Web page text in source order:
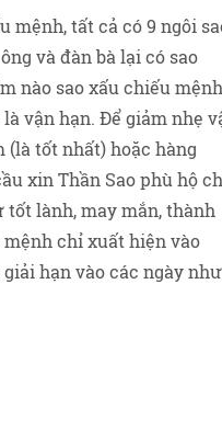
mệnh, tất cả có 9 ngôi
và đàn bà lại có sao
nào sao xấu chiếu mệnh
vận hạn. Để giảm nhẹ
(là tốt nhất) hoặc hàng
xin Thần Sao phù hộ
tốt lành, may mắn, thành
chỉ xuất hiện vào
hạn vào các ngày như